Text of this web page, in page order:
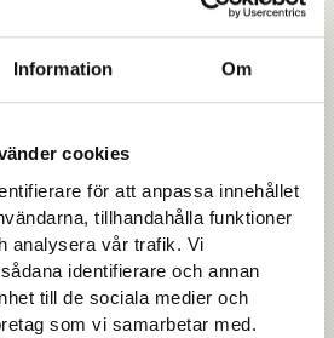
Information Om
cookies
för att anpassa innehållet
tillhandahålla funktioner
analysera vår trafik. Vi
identifierare och annan
till de sociala medier och
som vi samarbetar med.
›